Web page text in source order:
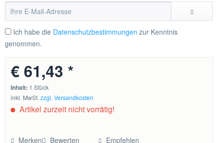
Ich habe die Datenschutzbestimmungen zur Kenntnis
genommen.
€ 61,43 *
Inhalt: 1 Stück
inkl. MwSt.zzgl. Versandkosten
Artikel zurzeit nicht vorrätig!
Merken Bewerten Empfehlen